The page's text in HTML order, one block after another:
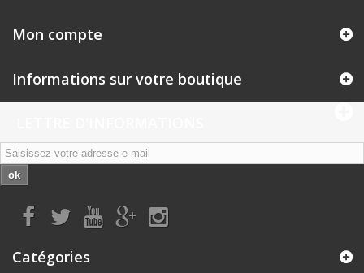
Mon compte
Informations sur votre boutique
ok
Catégories